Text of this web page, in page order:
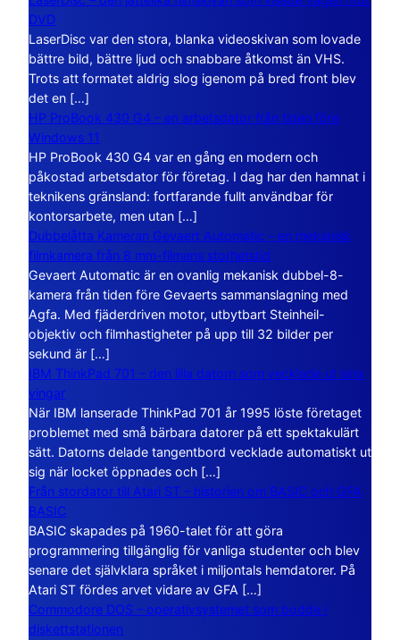
DVD
LaserDisc var den stora, blanka videoskivan som lovade
bättre bild, bättre ljud och snabbare åtkomst än VHS.
Trots att formatet aldrig slog igenom på bred front blev
det en […]
HP ProBook 430 G4 – en arbetsdator från tiden före
Windows 11
HP ProBook 430 G4 var en gång en modern och
påkostad arbetsdator för företag. I dag har den hamnat i
teknikens gränsland: fortfarande fullt användbar för
kontorsarbete, men utan […]
Dubbelåtta Kameran Gevaert Automatic – en mekanisk
filmkamera från 8 mm-filmens storhetstid
Gevaert Automatic är en ovanlig mekanisk dubbel-8-
kamera från tiden före Gevaerts sammanslagning med
Agfa. Med fjäderdriven motor, utbytbart Steinheil-
objektiv och filmhastigheter på upp till 32 bilder per
sekund är […]
IBM ThinkPad 701 – den lilla datorn som vecklade ut sina
vingar
När IBM lanserade ThinkPad 701 år 1995 löste företaget
problemet med små bärbara datorer på ett spektakulärt
sätt. Datorns delade tangentbord vecklade automatiskt ut
sig när locket öppnades och […]
Från stordator till Atari ST – historien om BASIC och GFA
BASIC
BASIC skapades på 1960-talet för att göra
programmering tillgänglig för vanliga studenter och blev
senare det självklara språket i miljontals hemdatorer. På
Atari ST fördes arvet vidare av GFA […]
Commodore DOS – operativsystemet som bodde i
diskettstationen